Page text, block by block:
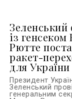
Зеленський
із
Рютте
ракет-
для України
Президент
Зеленський
генеральним